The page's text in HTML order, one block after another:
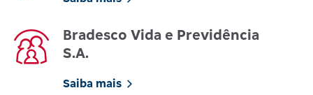
Bradesco Vida e Previdência
S.A.
Saiba mais